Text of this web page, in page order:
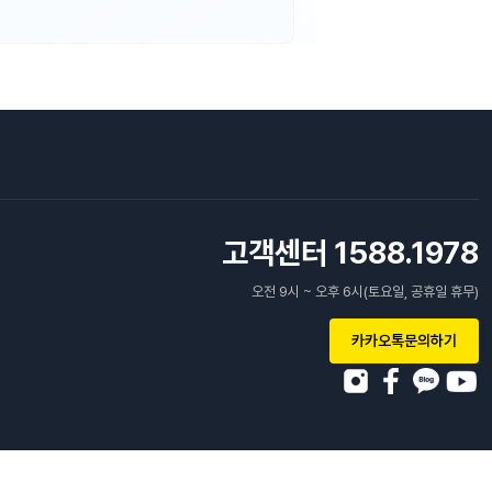
고객센터 1588.1978
오전 9시 ~ 오후 6시(토요일, 공휴일 휴무)
카카오톡문의하기